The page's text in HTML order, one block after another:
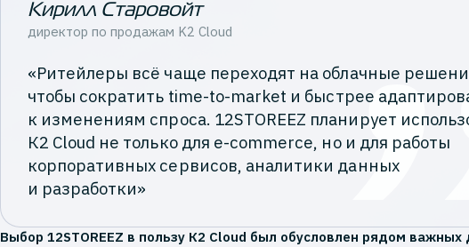
Кирилл Старовойт
директор по продажам K2 Cloud
«Ритейлеры всё чаще переходят на облачные
чтобы сократить time-to-market и быстрее
к изменениям спроса. 12STOREEZ планирует
К2 Cloud не только для e-commerce, но и для работы
корпоративных сервисов, аналитики данных
и разработки»
Выбор 12STOREEZ в пользу К2 Cloud был обусловлен рядом важных